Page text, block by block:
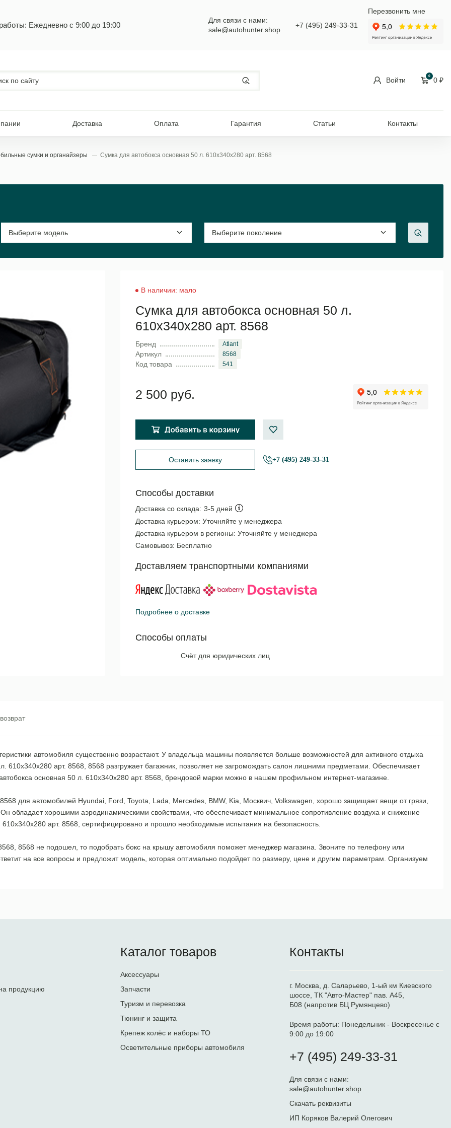
Ежедневно с 9:00 до 19:00
Для связи с нами:
sale@autohunter.shop
+7 (495) 249-33-31
Перезвонить мне
Войти
0
0 ₽
Доставка Оплата Гарантия Статьи Контакты
сумки и органайзеры Сумка для автобокса основная 50 л. 610x340x280 арт. 8568
В наличии: мало
Сумка для автобокса основная 50 л.
610x340x280 арт. 8568
Бренд Atlant
Артикул 8568
Код товара 541
2 500 руб.
Оставить заявку +7 (495) 249-33-31
Способы доставки
Доставка со склада: 3-5 дней
Доставка курьером: Уточняйте у менеджера
Доставка курьером в регионы: Уточняйте у менеджера
Самовывоз: Бесплатно
Доставляем транспортными компаниями
Подробнее о доставке
Способы оплаты
Счёт для юридических лиц
автомобиля существенно возрастают. У владельца машины появляется больше возможностей для активного отдыха
610x340x280 арт. 8568, 8568 разгружает багажник, позволяет не загромождать салон лишними предметами. Обеспечивает
основная 50 л. 610x340x280 арт. 8568, брендовой марки можно в нашем профильном интернет-магазине.
для автомобилей Hyundai, Ford, Toyota, Lada, Mercedes, BMW, Kia, Москвич, Volkswagen, хорошо защищает вещи от грязи,
обладает хорошими аэродинамическими свойствами, что обеспечивает минимальное сопротивление воздуха и снижение
арт. 8568, сертифицировано и прошло необходимые испытания на безопасность.
8568 не подошел, то подобрать бокс на крышу автомобиля поможет менеджер магазина. Звоните по телефону или
на все вопросы и предложит модель, которая оптимально подойдет по размеру, цене и другим параметрам. Организуем
продукцию
Каталог товаров
Аксессуары
Запчасти
Туризм и перевозка
Тюнинг и защита
Крепеж колёс и наборы ТО
Осветительные приборы автомобиля
Контакты
г. Москва, д. Саларьево, 1-ый км Киевского
шоссе, ТК "Авто-Мастер" пав. А45,
Б08 (напротив БЦ Румянцево)
Время работы: Понедельник - Воскресенье с
9:00 до 19:00
+7 (495) 249-33-31
Для связи с нами:
sale@autohunter.shop
Скачать реквизиты
ИП Коряков Валерий Олегович